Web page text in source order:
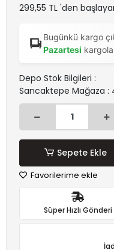
299,55 TL 'den
Bugünkü kargo
Pazartesi
Depo Stok Bilgileri :
Sancaktepe Mağaza :
Sepete Ekle
Favorilerime ekle
Süper Hızlı Gönderi